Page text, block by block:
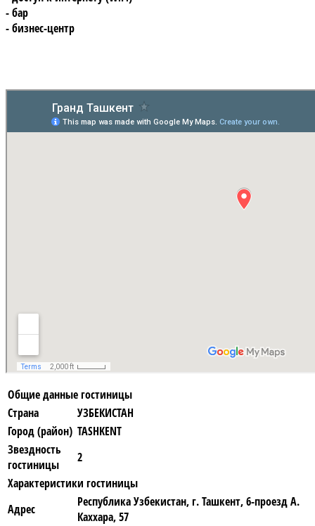
- бар
- бизнес-центр
Общие данные гостиницы
Страна
УЗБЕКИСТАН
Город (район) TASHKENT
Звездность
гостиницы
2
Характеристики гостиницы
Адрес
Республика Узбекистан, г. Ташкент, 6-проезд А.
Каххара, 57